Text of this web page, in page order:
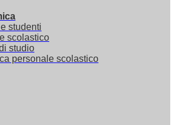
studenti
scolastico
studio
personale scolastico